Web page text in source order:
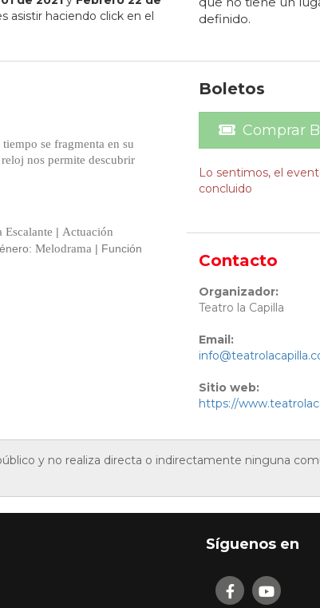
asistir haciendo click en el
definido.
se fragmenta en su
nos permite descubrir
Escalante | Actuación
Melodrama | Función
Boletos
Comprar
Lo sentimos, el
concluido
Contacto
Organizador:
Teatro la Capilla
Email:
Sitio web:
https://
y no realiza directa o indirectamente ninguna
Síguenos en